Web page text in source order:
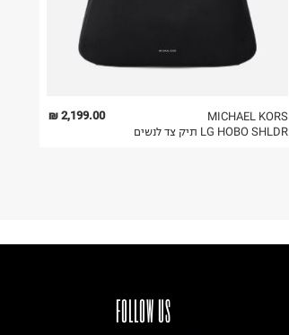
2,199.00 ₪
MICHAEL KORS
LG HOBO SHLDR תיק צד לנשים
FOLLOW US